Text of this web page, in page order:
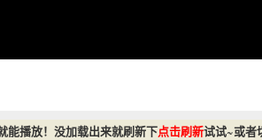
能播放！没加载出来就刷新下点击刷新试试~或者